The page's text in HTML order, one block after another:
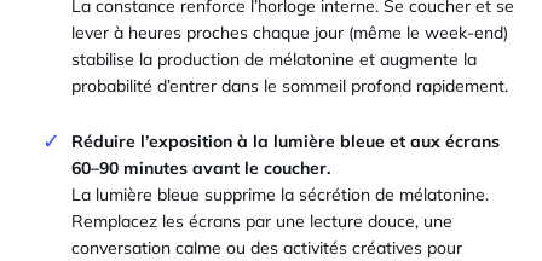
La constance renforce l’horloge interne. Se coucher et se
lever à heures proches chaque jour (même le week-end)
stabilise la production de mélatonine et augmente la
probabilité d’entrer dans le sommeil profond rapidement.
Réduire l’exposition à la lumière bleue et aux écrans
60–90 minutes avant le coucher.
La lumière bleue supprime la sécrétion de mélatonine.
Remplacez les écrans par une lecture douce, une
conversation calme ou des activités créatives pour